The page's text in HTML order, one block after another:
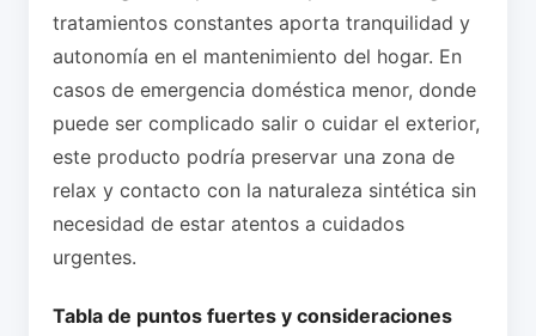
tratamientos constantes aporta tranquilidad y
autonomía en el mantenimiento del hogar. En
casos de emergencia doméstica menor, donde
puede ser complicado salir o cuidar el exterior,
este producto podría preservar una zona de
relax y contacto con la naturaleza sintética sin
necesidad de estar atentos a cuidados
urgentes.
Tabla de puntos fuertes y consideraciones